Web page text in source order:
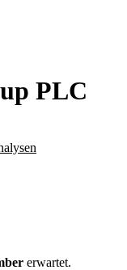
PLC
erwartet.